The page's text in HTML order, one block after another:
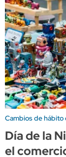
Cambios de hábito
Día de la
el